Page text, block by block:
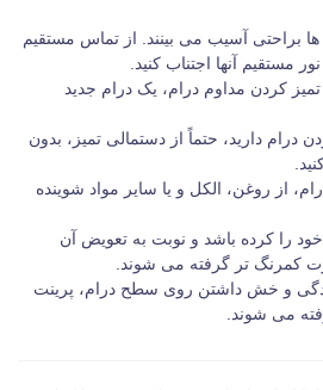
براحتی آسیب می بینند. از تماس مستقیم
مستقیم آنها اجتناب کنید.
کردن مداوم درام، یک درام جدید
درام دارید، حتماً از دستمالی تمیز، بدون
از روغن، الکل و یا سایر مواد شوینده
را کرده باشد و نوبت به تعویض آن
کمرنگ تر گرفته می شوند.
و خش داشتن روی سطح درام، پرینت
می شوند.